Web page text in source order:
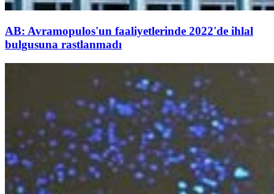
AB: Avramopulos'un faaliyetlerinde 2022'de ihlal
bulgusuna rastlanmadı